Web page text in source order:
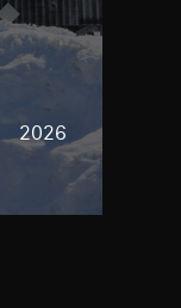
2026